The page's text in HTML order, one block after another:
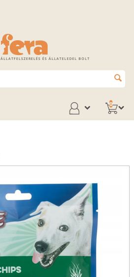
ÁLLATFELSZERELÉS ÉS ÁLLATELEDEL BOLT
0